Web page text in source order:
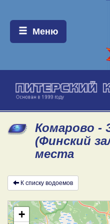
Меню:
Меню
Комарово -
(Финский
места
К списку водоемов
+